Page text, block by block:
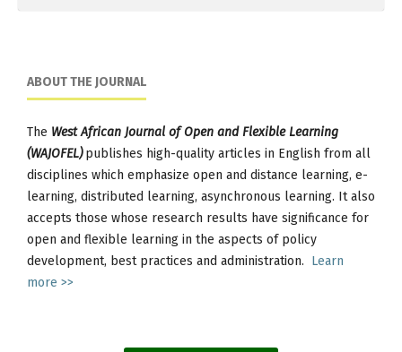
ABOUT THE JOURNAL
The West African Journal of Open and Flexible Learning
(WAJOFEL) publishes high-quality articles in English from all
disciplines which emphasize open and distance learning, e-
learning, distributed learning, asynchronous learning. It also
accepts those whose research results have significance for
open and flexible learning in the aspects of policy
development, best practices and administration. Learn
more >>